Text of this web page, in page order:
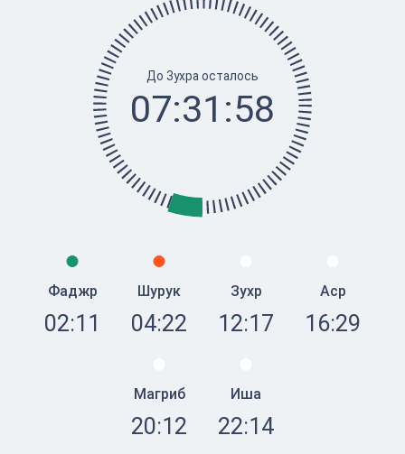
До Зухра осталось
07:31:58
Фаджр
02:11
Шурук
04:22
Зухр
12:17
Аср
16:29
Магриб
20:12
Иша
22:14